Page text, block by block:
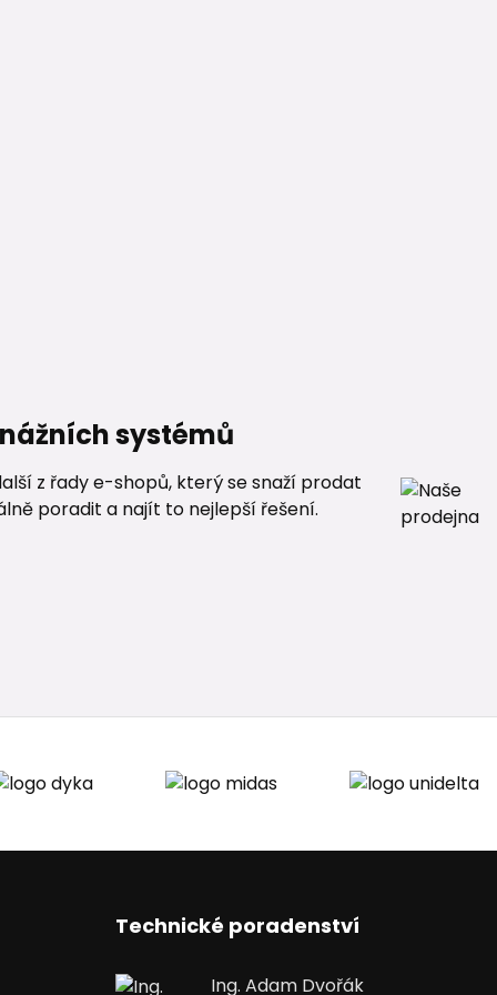
systémů
z řady e-shopů, který se snaží prodat
poradit a najít to nejlepší řešení.
Technické poradenství
Ing. Adam Dvořák